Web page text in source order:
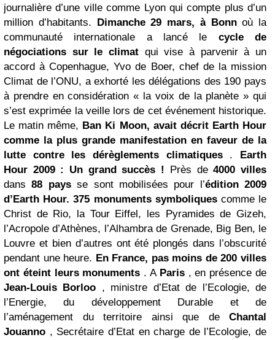
journalière d’une ville comme Lyon qui compte plus d’un
million d’habitants. Dimanche 29 mars, à Bonnoù la
communauté internationale a lancé le cycle de
négociations sur le climat qui vise à parvenir à un
accord à Copenhague, Yvo de Boer, chef de la mission
Climat de l’ONU, a exhorté les délégations des 190 pays
à prendre en considération « la voix de la planète » qui
s’est exprimée la veille lors de cet événement historique.
Le matin même, Ban Ki Moon, avait décrit Earth Hour
comme la plus grande manifestation en faveur de la
lutte contre les dérèglements climatiques. Earth
Hour 2009 : Un grand succès !
Près de4000 villes
dans88 paysse sont mobilisées pour l’édition 2009
d’Earth Hour. 375 monuments symboliquescomme le
Christ de Rio, la Tour Eiffel, les Pyramides de Gizeh,
l’Acropole d’Athènes, l’Alhambra de Grenade, Big Ben, le
Louvre et bien d’autres ont été plongés dans l’obscurité
pendant une heure. En France, pas moins de 200 villes
ont éteint leurs monuments . A Paris, en présence de
Jean-Louis Borloo , ministre d’Etat de l’Ecologie, de
l’Energie, du développement Durable et de
l’aménagement du territoire ainsi que de Chantal
Jouanno , Secrétaire d’Etat en charge de l’Ecologie, de